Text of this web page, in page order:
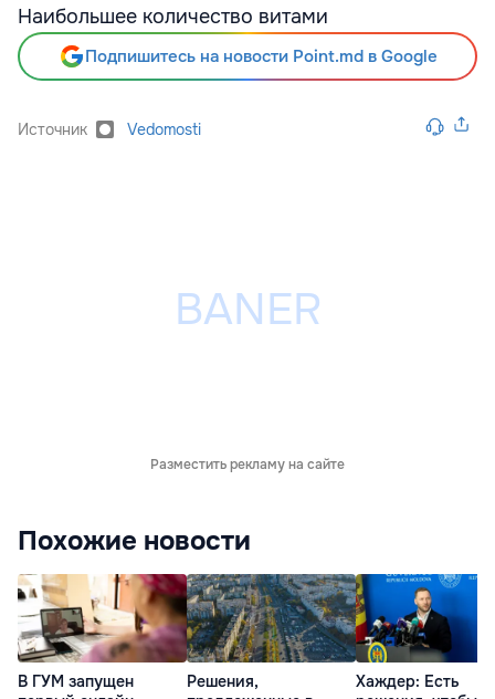
Наибольшее количество витами
Подпишитесь на новости Point.md в Google
Источник Vedomosti
Разместить рекламу на сайте
Похожие новости
В ГУМ запущен
Решения,
Хаждер: Есть